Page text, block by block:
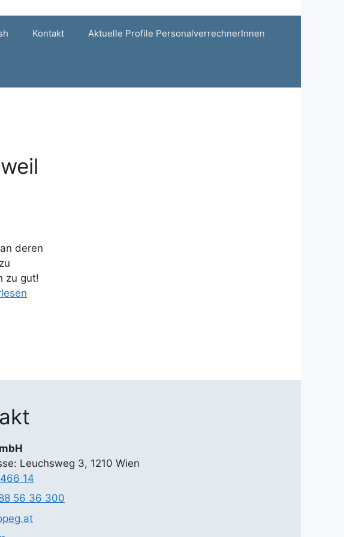
Kontakt Aktuelle Profile PersonalverrechnerInnen
deren
zu gut!
Leuchsweg 3, 1210 Wien
14
56 36 300